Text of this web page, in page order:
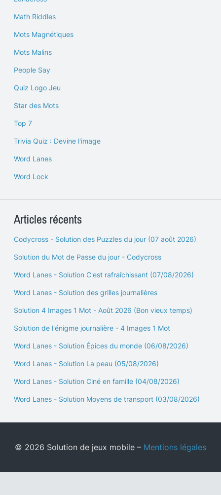
Math Riddles
Mots Magnétiques
Mots Malins
People Say
Quiz Logo Jeu
Star des Mots
Top 7
Trivia Quiz : Devine l'image
Word Lanes
Word Lock
Articles récents
Codycross - Solution des Puzzles du jour (07 août 2026)
Solution du Mot de Passe du jour - Codycross
Word Lanes - Solution C'est rafraîchissant (07/08/2026)
Word Lanes - Solution des grilles journalières
Solution 4 Images 1 Mot - Août 2026 (Bon vieux temps)
Solution de l'énigme journalière - 4 Images 1 Mot
Word Lanes - Solution Épices du monde (06/08/2026)
Word Lanes - Solution La peau (05/08/2026)
Word Lanes - Solution Ciné en famille (04/08/2026)
Word Lanes - Solution Moyens de transport (03/08/2026)
© 2026 Solution de jeux mobile – Mentions légales